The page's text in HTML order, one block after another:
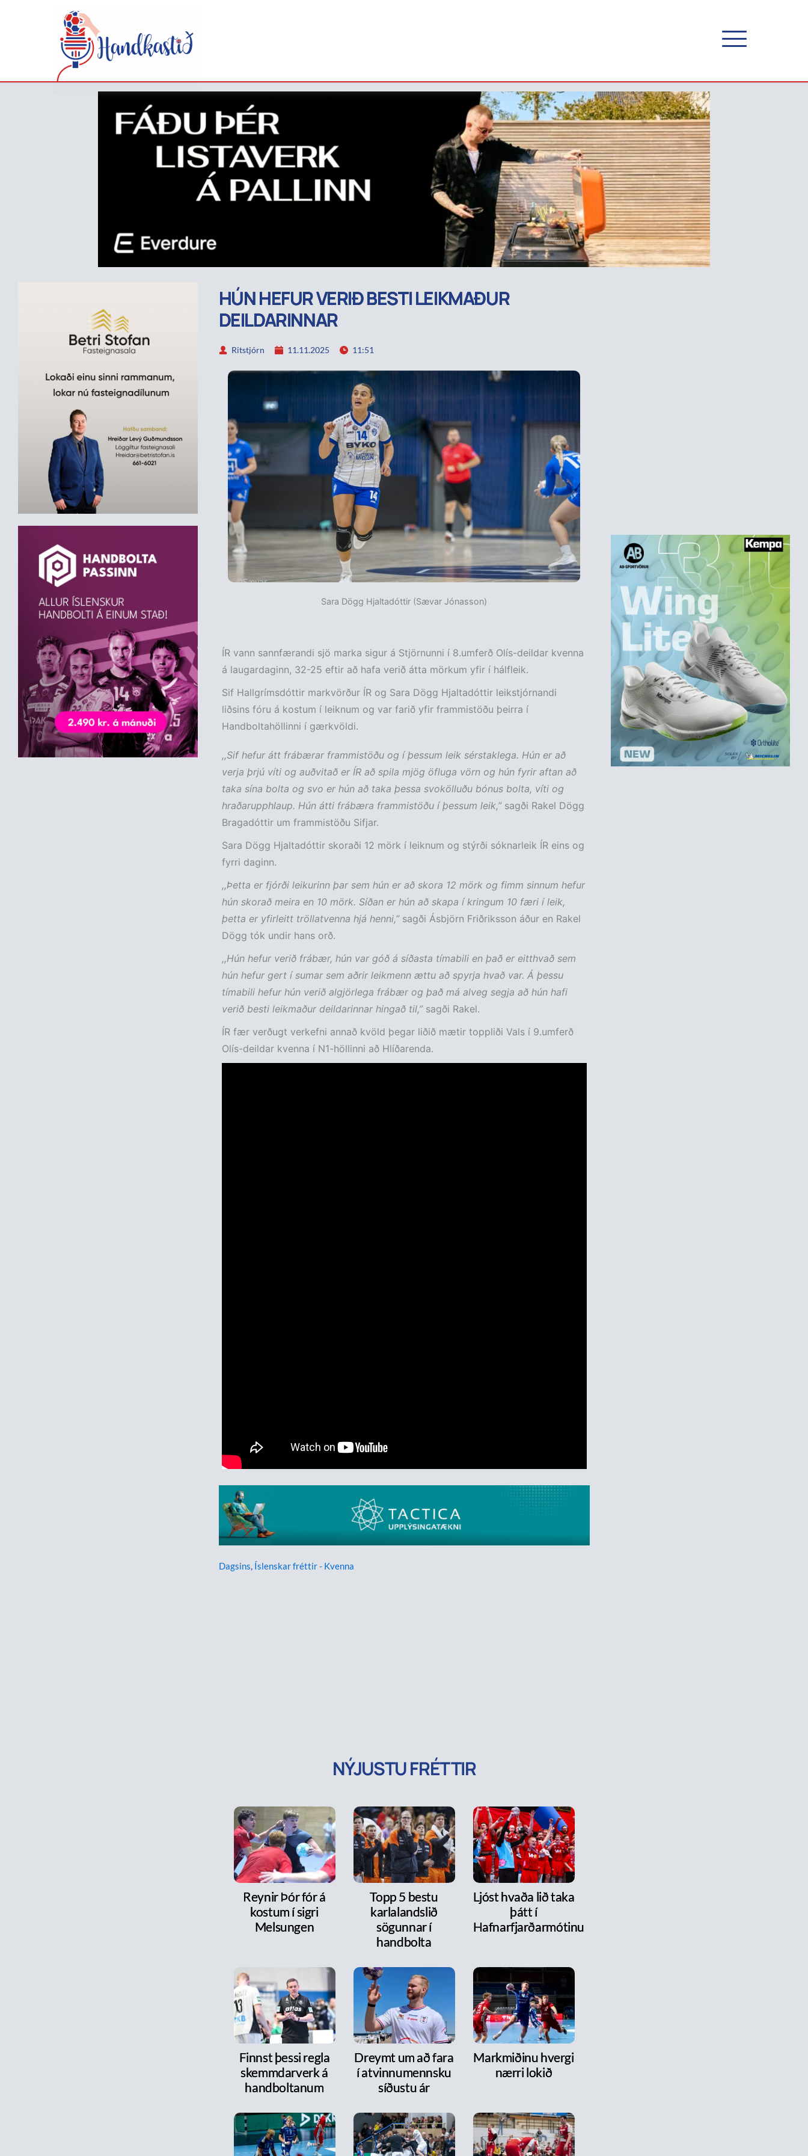
HÚN HEFUR VERIÐ BESTI LEIKMAÐUR
DEILDARINNAR
Ritstjórn 11.11.2025 11:51
Sara Dögg Hjaltadóttir (Sævar Jónasson)
ÍR vann sannfærandi sjö marka sigur á Stjörnunni í 8.umferð Olís-deildar kvenna
á laugardaginn, 32-25 eftir að hafa verið átta mörkum yfir í hálfleik.
Sif Hallgrímsdóttir markvörður ÍR og Sara Dögg Hjaltadóttir leikstjórnandi
liðsins fóru á kostum í leiknum og var farið yfir frammistöðu þeirra í
Handboltahöllinni í gærkvöldi.
,,Sif hefur átt frábærar frammistöðu og í þessum leik sérstaklega. Hún er að
verja þrjú víti og auðvitað er ÍR að spila mjög öfluga vörn og hún fyrir aftan að
taka sína bolta og svo er hún að taka þessa svokölluðu bónus bolta, víti og
hraðarupphlaup. Hún átti frábæra frammistöðu í þessum leik,”sagði Rakel Dögg
Bragadóttir um frammistöðu Sifjar.
Sara Dögg Hjaltadóttir skoraði 12 mörk í leiknum og stýrði sóknarleik ÍR eins og
fyrri daginn.
,,Þetta er fjórði leikurinn þar sem hún er að skora 12 mörk og fimm sinnum hefur
hún skorað meira en 10 mörk. Síðan er hún að skapa í kringum 10 færi í leik,
þetta er yfirleitt tröllatvenna hjá henni,” sagði Ásbjörn Friðriksson áður en Rakel
Dögg tók undir hans orð.
,,Hún hefur verið frábær, hún var góð á síðasta tímabili en það er eitthvað sem
hún hefur gert í sumar sem aðrir leikmenn ættu að spyrja hvað var. Á þessu
tímabili hefur hún verið algjörlega frábær og það má alveg segja að hún hafi
verið besti leikmaður deildarinnar hingað til,”sagði Rakel.
ÍR fær verðugt verkefni annað kvöld þegar liðið mætir toppliði Vals í 9.umferð
Olís-deildar kvenna í N1-höllinni að Hlíðarenda.
Dagsins, Íslenskar fréttir - Kvenna
NÝJUSTU FRÉTTIR
Reynir Þór fór á
kostum í sigri
Melsungen
Topp 5 bestu
karlalandslið
sögunnar í
handbolta
Ljóst hvaða lið taka
þátt í
Hafnarfjarðarmótinu
Finnst þessi regla
skemmdarverk á
handboltanum
Dreymt um að fara
í atvinnumennsku
síðustu ár
Markmiðinu hvergi
nærri lokið